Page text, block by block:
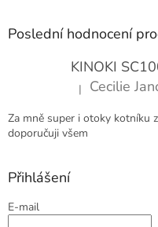
Poslední hodnocení
Hodnocení
| Cecilie
Za mně super i otoky kotníku
doporučuji všem
Přihlášení
E-mail